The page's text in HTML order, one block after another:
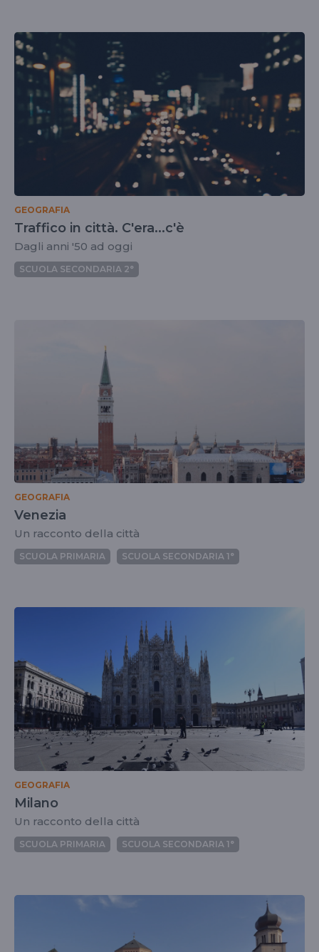
GEOGRAFIA
Traffico in città. C'era...c'è
Dagli anni '50 ad oggi
SCUOLA SECONDARIA 2°
GEOGRAFIA
Venezia
Un racconto della città
SCUOLA PRIMARIA SCUOLA SECONDARIA 1°
GEOGRAFIA
Milano
Un racconto della città
SCUOLA PRIMARIA SCUOLA SECONDARIA 1°